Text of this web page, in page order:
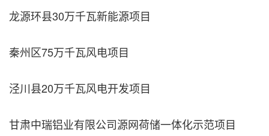
龙源环县30万千瓦新能源项目
秦州区75万千瓦风电项目
泾川县20万千瓦风电开发项目
甘肃中瑞铝业有限公司源网荷储一体化示范项目